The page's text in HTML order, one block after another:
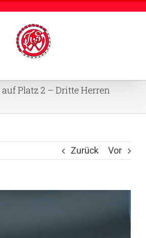
Platz 2 – Dritte Herren
Zurück Vor